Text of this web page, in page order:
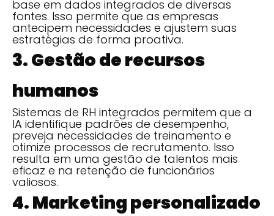
base em dados integrados de diversas
fontes. Isso permite que as empresas
antecipem necessidades e ajustem suas
estratégias de forma proativa.
3. Gestão de recursos
humanos
Sistemas de RH integrados permitem que a
IA identifique padrões de desempenho,
preveja necessidades de treinamento e
otimize processos de recrutamento. Isso
resulta em uma gestão de talentos mais
eficaz e na retenção de funcionários
valiosos.
4. Marketing personalizado